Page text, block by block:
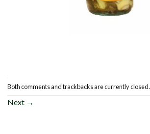
Both comments and trackbacks are currently closed.
Next →